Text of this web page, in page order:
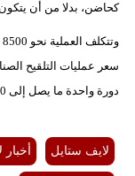
كحاضن، بدلا من أن
سعر عمليات التلقيح
دورة واحدة ما يصل إلى 20.000 دولار (15.600 جنيه إسترليني).
لايف ستايل